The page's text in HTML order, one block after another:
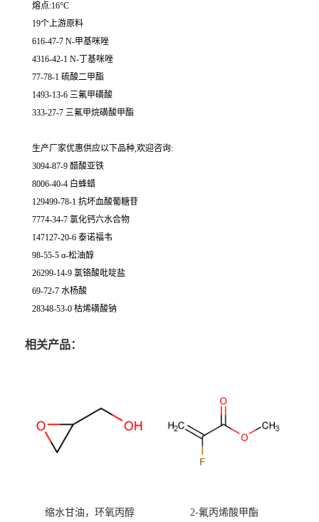
熔点:16°C
19个上游原料
616-47-7 N-甲基咪唑
4316-42-1 N-丁基咪唑
77-78-1 硫酸二甲酯
1493-13-6 三氟甲磺酸
333-27-7 三氟甲烷磺酸甲酯
生产厂家优惠供应以下品种,欢迎咨询:
3094-87-9 醋酸亚铁
8006-40-4 白蜂蜡
129499-78-1 抗坏血酸葡糖苷
7774-34-7 氯化钙六水合物
147127-20-6 泰诺福韦
98-55-5 α-松油醇
26299-14-9 氯铬酸吡啶盐
69-72-7 水杨酸
28348-53-0 枯烯磺酸钠
相关产品：
缩水甘油，环氧丙醇 2-氟丙烯酸甲酯